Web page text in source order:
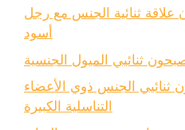
علاقة ثنائية الجنس مع رجل
أسود
ثنائيي الميول الجنسية
ثنائيي الجنس ذوي الأعضاء
التناسلية الكبيرة